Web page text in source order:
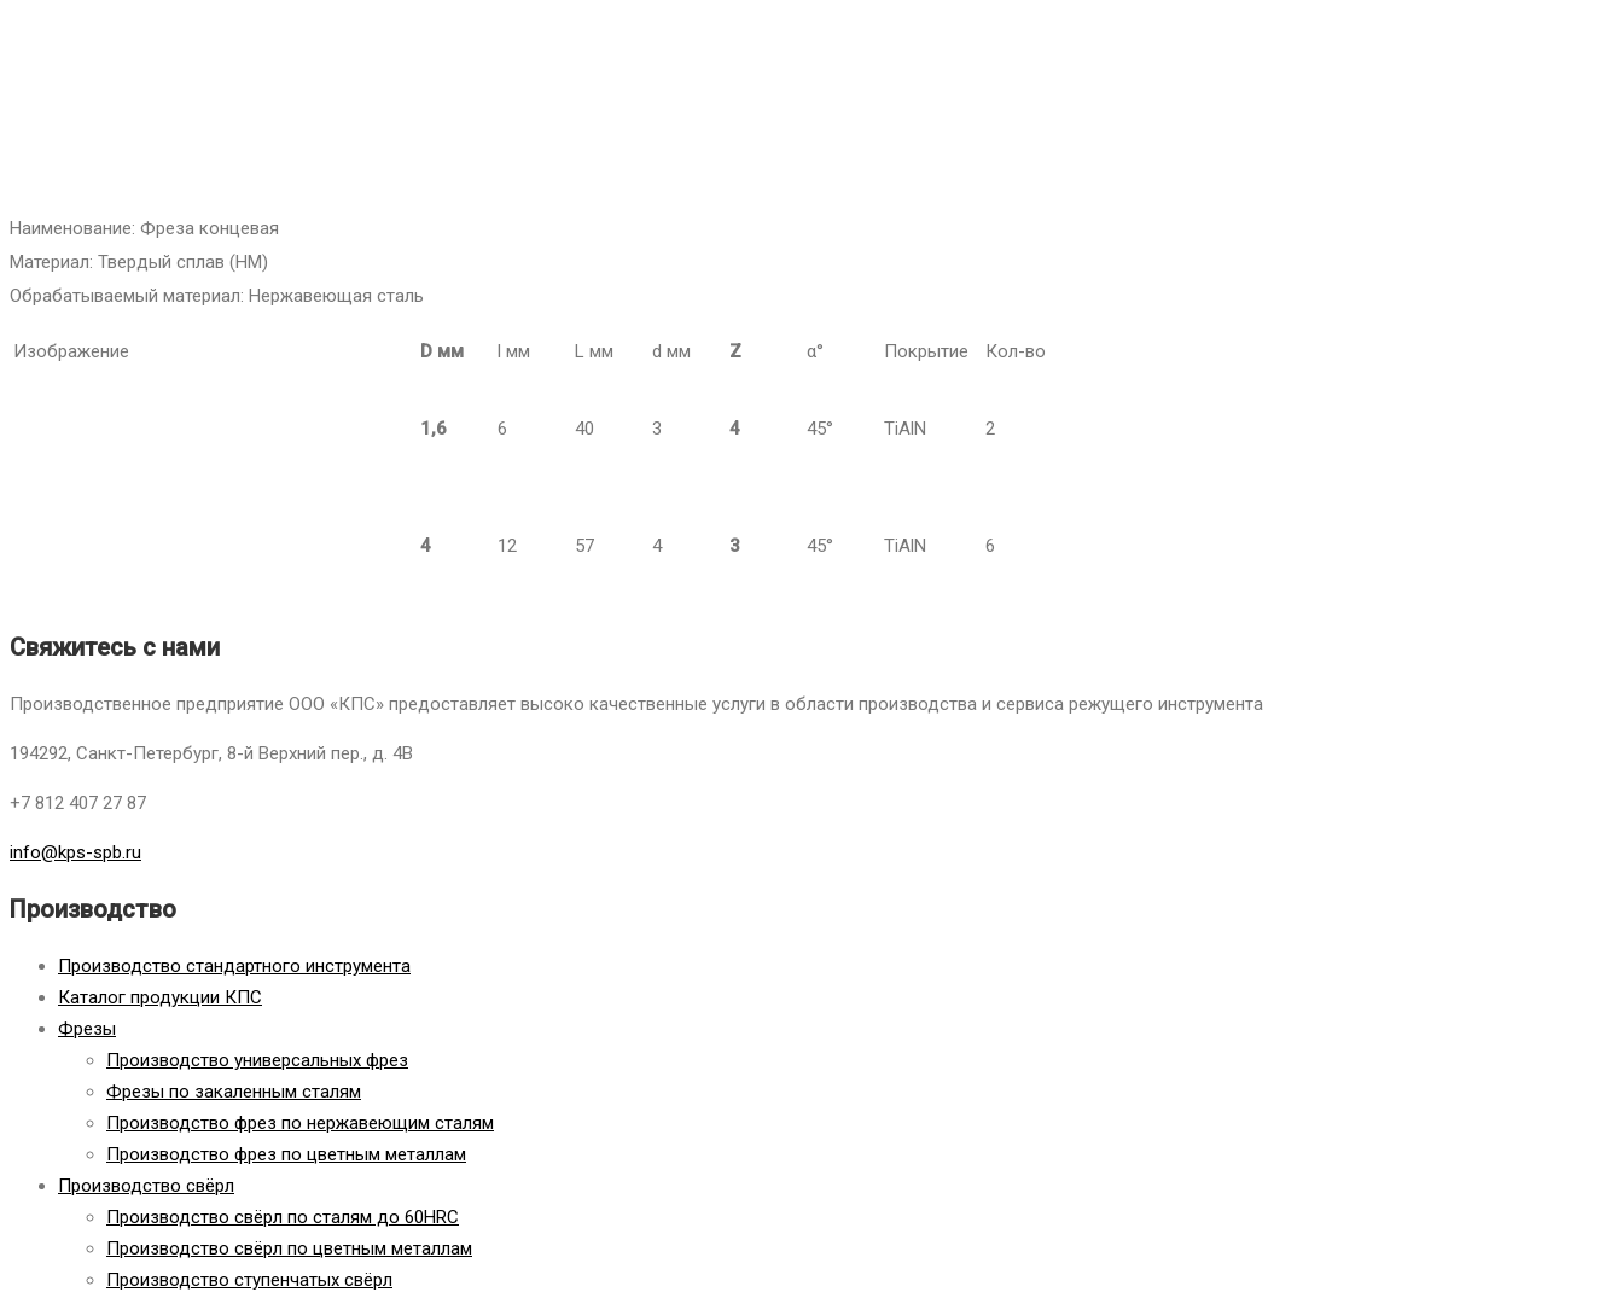
Наименование: Фреза концевая
Материал: Твердый сплав (HM)
Обрабатываемый материал: Нержавеющая сталь
Изображение D мм l мм L мм d мм Z α° Покрытие Кол-во
1,6 6 40 3 4 45° TiAlN 2
4 12 57 4 3 45° TiAlN 6
Свяжитесь с нами
Производственное предприятие ООО «КПС» предоставляет высоко качественные услуги в области производства и сервиса режущего инструмента
194292, Санкт-Петербург, 8-й Верхний пер., д. 4В
+7 812 407 27 87
info@kps-spb.ru
Производство
Производство стандартного инструмента
Каталог продукции КПС
Фрезы
Производство универсальных фрез
Фрезы по закаленным сталям
Производство фрез по нержавеющим сталям
Производство фрез по цветным металлам
Производство свёрл
Производство свёрл по сталям до 60HRC
Производство свёрл по цветным металлам
Производство ступенчатых свёрл